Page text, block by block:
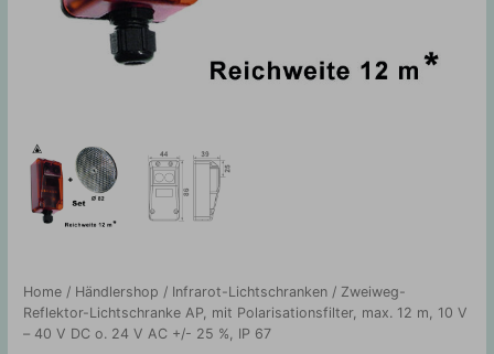
Home / Händlershop / Infrarot-Lichtschranken / Zweiweg-
Reflektor-Lichtschranke AP, mit Polarisationsfilter, max. 12 m, 10 V
– 40 V DC o. 24 V AC +/- 25 %, IP 67